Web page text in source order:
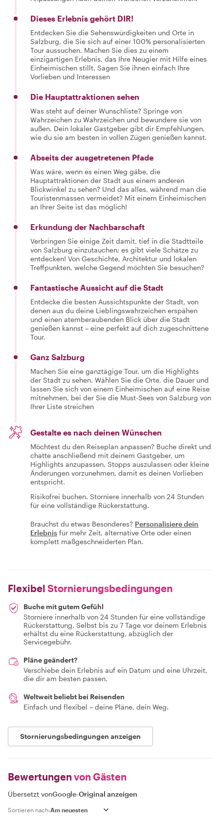
Dieses Erlebnis gehört DIR!
Entdecken Sie die Sehenswürdigkeiten und Orte in
Salzburg, die Sie sich auf einer 100% personalisierten
Tour aussuchen. Machen Sie dies zu einem
einzigartigen Erlebnis, das Ihre Neugier mit Hilfe eines
Einheimischen stillt. Sagen Sie ihnen einfach Ihre
Vorlieben und Interessen
Die Hauptattraktionen sehen
Was steht auf deiner Wunschliste? Springe von
Wahrzeichen zu Wahrzeichen und bewundere sie von
außen. Dein lokaler Gastgeber gibt dir Empfehlungen,
wie du sie am besten in vollen Zügen genießen kannst.
Abseits der ausgetretenen Pfade
Was wäre, wenn es einen Weg gäbe, die
Hauptattraktionen der Stadt aus einem anderen
Blickwinkel zu sehen? Und das alles, während man die
Touristenmassen vermeidet? Mit einem Einheimischen
an Ihrer Seite ist das möglich!
Erkundung der Nachbarschaft
Verbringen Sie einige Zeit damit, tief in die Stadtteile
von Salzburg einzutauchen; es gibt viele Schätze zu
entdecken! Von Geschichte, Architektur und lokalen
Treffpunkten, welche Gegend möchten Sie besuchen?
Fantastische Aussicht auf die Stadt
Entdecke die besten Aussichtspunkte der Stadt, von
denen aus du deine Lieblingswahrzeichen erspähen
und einen atemberaubenden Blick über die Stadt
genießen kannst – eine perfekt auf dich zugeschnittene
Tour.
Ganz Salzburg
Machen Sie eine ganztägige Tour, um die Highlights
der Stadt zu sehen. Wählen Sie die Orte, die Dauer und
lassen Sie sich von einem Einheimischen auf eine Reise
mitnehmen, bei der Sie die Must-Sees von Salzburg von
Ihrer Liste streichen
Gestalte es nach deinen Wünschen
Möchtest du den Reiseplan anpassen? Buche direkt und
chatte anschließend mit deinem Gastgeber, um
Highlights anzupassen, Stopps auszulassen oder kleine
Änderungen vorzunehmen, damit es deinen Vorlieben
entspricht.
Risikofrei buchen. Storniere innerhalb von 24 Stunden
für eine vollständige Rückerstattung.
Brauchst du etwas Besonderes? Personalisiere dein
Erlebnis für mehr Zeit, alternative Orte oder einen
komplett maßgeschneiderten Plan.
Flexibel Stornierungsbedingungen
Buche mit gutem Gefühl
Storniere innerhalb von 24 Stunden für eine vollständige
Rückerstattung. Selbst bis zu 7 Tage vor deinem Erlebnis
erhältst du eine Rückerstattung, abzüglich der
Servicegebühr.
Pläne geändert?
Verschiebe dein Erlebnis auf ein Datum und eine Uhrzeit,
die dir am besten passen.
Weltweit beliebt bei Reisenden
Einfach und flexibel – deine Pläne, dein Weg.
Stornierungsbedingungen anzeigen
Bewertungen von Gästen
Übersetzt vonGoogle-Original anzeigen
Sortieren nach: